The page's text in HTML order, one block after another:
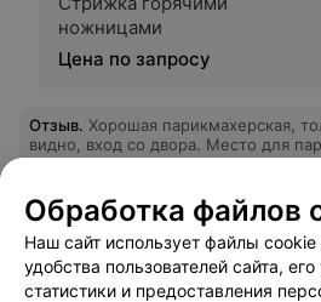
ножницами
Цена по запросу
Отзыв. Хорошая парикмахерская,
видно, вход со двора. Место для парковки найти
можно, рядом автобусы 100, 111.
Отзывы
Обработка файлов
Наш сайт использует файлы cookie
удобства пользователей сайта,
статистики и предоставления